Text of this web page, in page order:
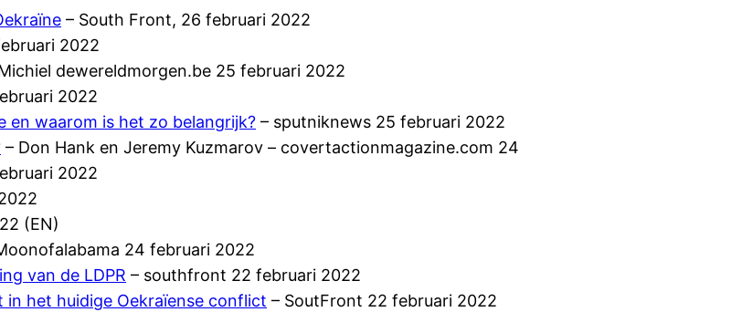
– South Front, 26 februari 2022
2022
dewereldmorgen.be 25 februari 2022
2022
en waarom is het zo belangrijk? – sputniknews 25 februari 2022
– Don Hank en Jeremy Kuzmarov – covertactionmagazine.com 24
2022
(EN)
24 februari 2022
van de LDPR – southfront 22 februari 2022
in het huidige Oekraïense conflict – SoutFront 22 februari 2022